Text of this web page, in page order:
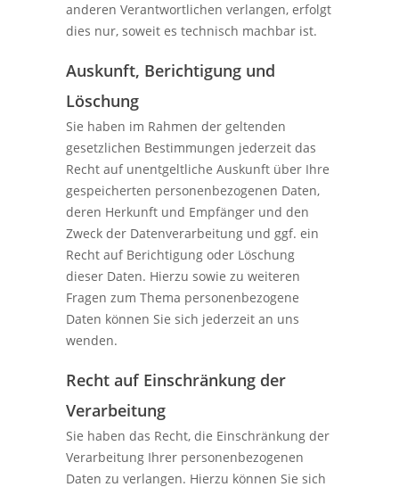
anderen Verantwortlichen verlangen, erfolgt
dies nur, soweit es technisch machbar ist.
Auskunft, Berichtigung und
Löschung
Sie haben im Rahmen der geltenden
gesetzlichen Bestimmungen jederzeit das
Recht auf unentgeltliche Auskunft über Ihre
gespeicherten personenbezogenen Daten,
deren Herkunft und Empfänger und den
Zweck der Datenverarbeitung und ggf. ein
Recht auf Berichtigung oder Löschung
dieser Daten. Hierzu sowie zu weiteren
Fragen zum Thema personenbezogene
Daten können Sie sich jederzeit an uns
wenden.
Recht auf Einschränkung der
Verarbeitung
Sie haben das Recht, die Einschränkung der
Verarbeitung Ihrer personenbezogenen
Daten zu verlangen. Hierzu können Sie sich